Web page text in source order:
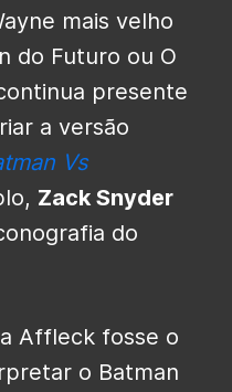
mais velho
do Futuro ou O
presente
a versão
Vs
Zack Snyder
do
Affleck fosse o
o Batman